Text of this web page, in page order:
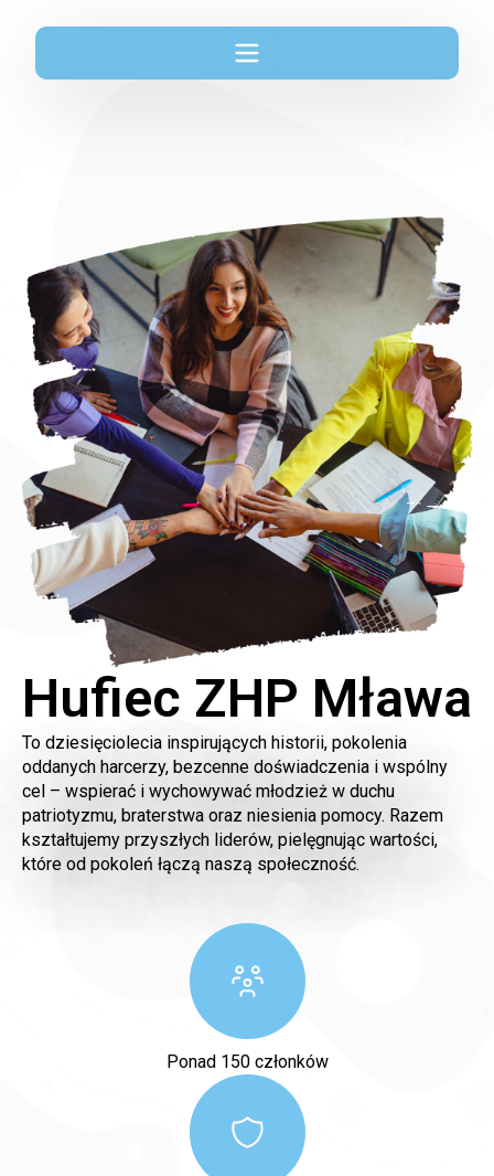
Hufiec ZHP Mława
To dziesięciolecia inspirujących historii, pokolenia
oddanych harcerzy, bezcenne doświadczenia i wspólny
cel – wspierać i wychowywać młodzież w duchu
patriotyzmu, braterstwa oraz niesienia pomocy. Razem
kształtujemy przyszłych liderów, pielęgnując wartości,
które od pokoleń łączą naszą społeczność.
Ponad 150 członków